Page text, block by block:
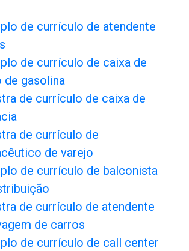
de currículo de atendente
de currículo de caixa de
de gasolina
de currículo de caixa de
de currículo de
de varejo
de currículo de balconista
de currículo de atendente
de carros
de currículo de call center